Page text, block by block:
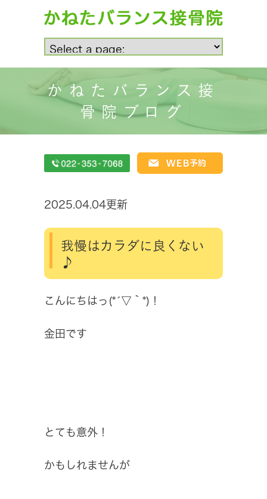
かねたバランス接
骨院ブログ
2025.04.04更新
我慢はカラダに良くない
♪
こんにちはっ(*´▽｀*)！
金田です
とても意外！
かもしれませんが